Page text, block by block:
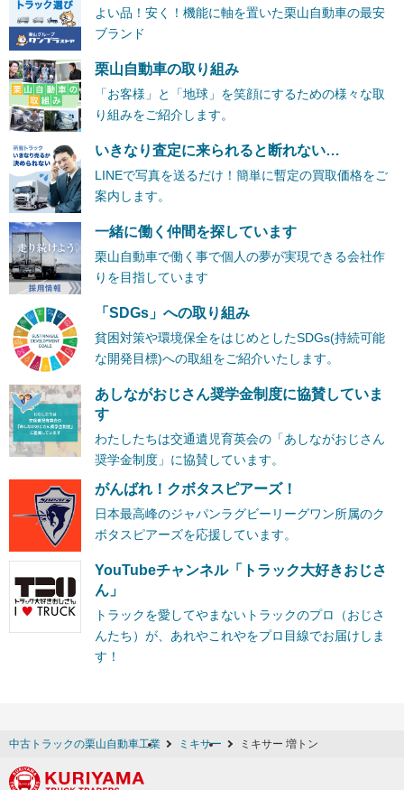
よい品！安く！機能に軸を置いた栗山自動車の最安
ブランド
栗山自動車の取り組み
「お客様」と「地球」を笑顔にするための様々な取
り組みをご紹介します。
いきなり査定に来られると断れない…
LINEで写真を送るだけ！簡単に暫定の買取価格をご
案内します。
一緒に働く仲間を探しています
栗山自動車で働く事で個人の夢が実現できる会社作
りを目指しています
「SDGs」への取り組み
貧困対策や環境保全をはじめとしたSDGs(持続可能
な開発目標)への取組をご紹介いたします。
あしながおじさん奨学金制度に協賛していま
す
わたしたちは交通遺児育英会の「あしながおじさん
奨学金制度」に協賛しています。
がんばれ！クボタスピアーズ！
日本最高峰のジャパンラグビーリーグワン所属のク
ボタスピアーズを応援しています。
YouTubeチャンネル「トラック大好きおじさ
ん」
トラックを愛してやまないトラックのプロ（おじさ
んたち）が、あれやこれやをプロ目線でお届けしま
す！
中古トラックの栗山自動車工業 ミキサー ミキサー 増トン